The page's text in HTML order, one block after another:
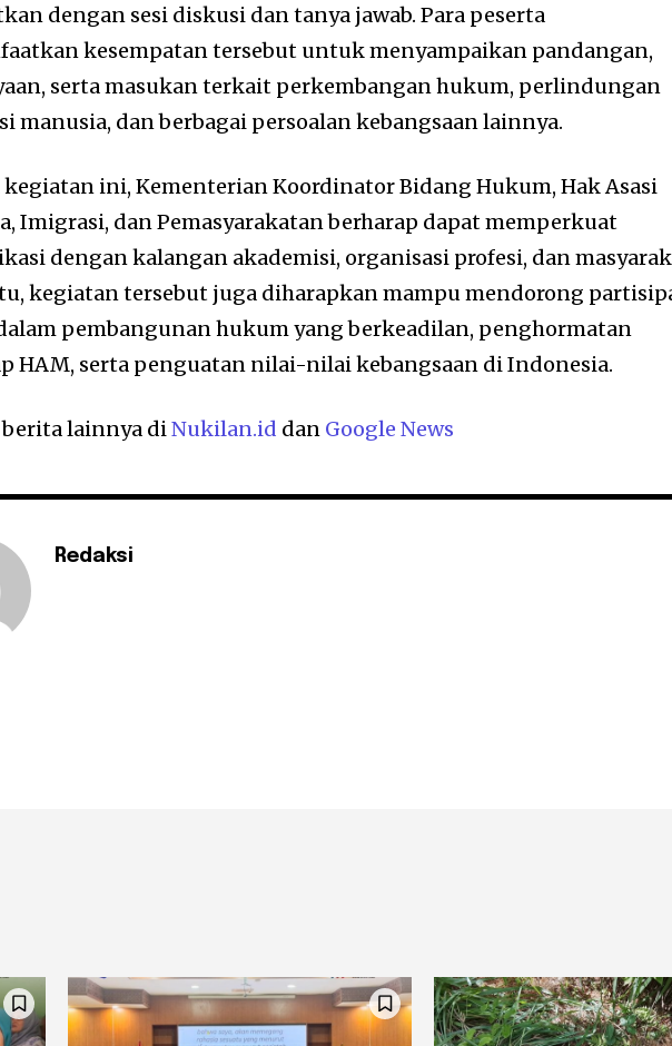
dengan sesi diskusi dan tanya jawab. Para peserta
kesempatan tersebut untuk menyampaikan pandangan,
serta masukan terkait perkembangan hukum, perlindungan
manusia, dan berbagai persoalan kebangsaan lainnya.
ini, Kementerian Koordinator Bidang Hukum, Hak Asasi
Imigrasi, dan Pemasyarakatan berharap dapat memperkuat
dengan kalangan akademisi, organisasi profesi, dan
kegiatan tersebut juga diharapkan mampu mendorong
pembangunan hukum yang berkeadilan, penghormatan
HAM, serta penguatan nilai-nilai kebangsaan di Indonesia.
berita lainnya diNukilan.id dan Google News
Redaksi